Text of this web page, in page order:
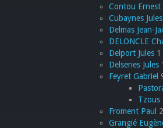
Contou Ernest
Cubaynes Jules
Delmas Jean-
DELONCLE
Delport Jules
Delseries Jules
Feyret Gabriel
Tzous
Froment Paul
Grangié